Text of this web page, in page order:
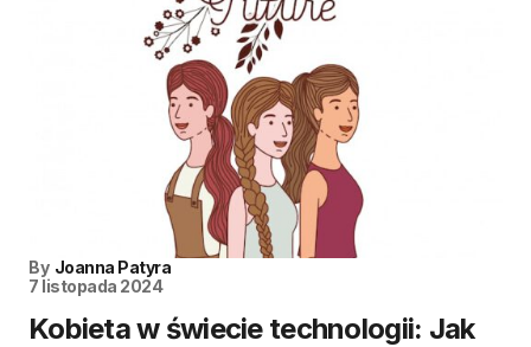
By Joanna Patyra
7 listopada 2024
Kobieta w świecie technologii: Jak